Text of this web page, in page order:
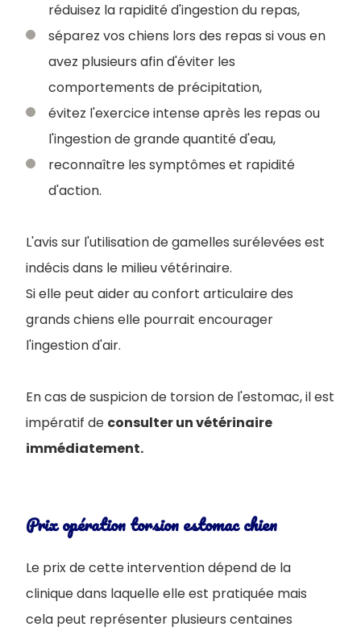
réduisez la rapidité d'ingestion du repas,
séparez vos chiens lors des repas si vous en
avez plusieurs afin d'éviter les
comportements de précipitation,
évitez l'exercice intense après les repas ou
l'ingestion de grande quantité d'eau,
reconnaître les symptômes et rapidité
d'action.
L'avis sur l'utilisation de gamelles surélevées est
indécis dans le milieu vétérinaire.
Si elle peut aider au confort articulaire des
grands chiens elle pourrait encourager
l'ingestion d'air.
En cas de suspicion de torsion de l'estomac, il est
impératif de consulter un vétérinaire
immédiatement.
Prix opération torsion estomac chien
Le prix de cette intervention dépend de la
clinique dans laquelle elle est pratiquée mais
cela peut représenter plusieurs centaines